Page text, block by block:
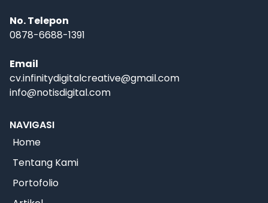
No. Telepon
0878-6688-1391
Email
cv.infinitydigitalcreative@gmail.com
info@notisdigital.com
NAVIGASI
Home
Tentang Kami
Portofolio